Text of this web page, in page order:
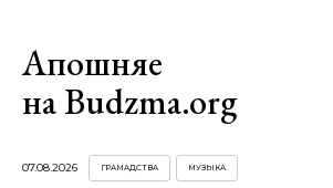
Апошняе
на Budzma.org
07.08.2026 ГРАМАДСТВА МУЗЫКА